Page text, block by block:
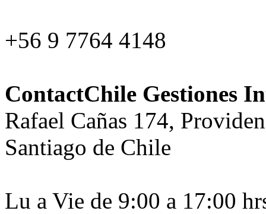
+56 9 7764 4148
ContactChile Gestiones
Rafael Cañas 174,
Santiago de Chile
Lu a Vie de 9:00 a 17:00